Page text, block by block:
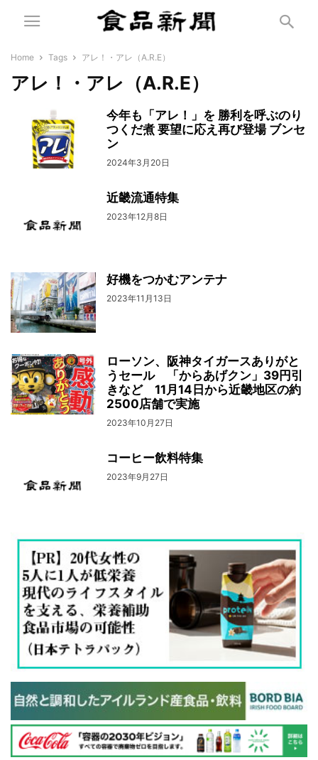
Home Tags アレ！・アレ（A.R.E）
アレ！・アレ（A.R.E）
今年も「アレ！」を 勝利を呼ぶのり
つくだ煮 要望に応え再び登場 ブンセ
ン
2024年3月20日
近畿流通特集
2023年12月8日
好機をつかむアンテナ
2023年11月13日
ローソン、阪神タイガースありがと
うセール 「からあげクン」39円引
きなど 11月14日から近畿地区の約
2500店舗で実施
2023年10月27日
コーヒー飲料特集
2023年9月27日